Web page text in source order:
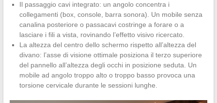
Il passaggio cavi integrato: un angolo concentra i
collegamenti (box, console, barra sonora). Un mobile senza
canalina posteriore o passacavi costringe a forare o a
lasciare i fili a vista, rovinando l’effetto visivo ricercato.
La altezza del centro dello schermo rispetto all’altezza del
divano: l’asse di visione ottimale posiziona il terzo superiore
del pannello all’altezza degli occhi in posizione seduta. Un
mobile ad angolo troppo alto o troppo basso provoca una
torsione cervicale durante le sessioni lunghe.